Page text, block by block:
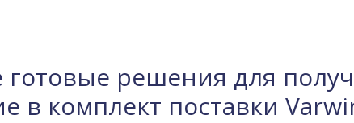
решения для
в комплект поставки